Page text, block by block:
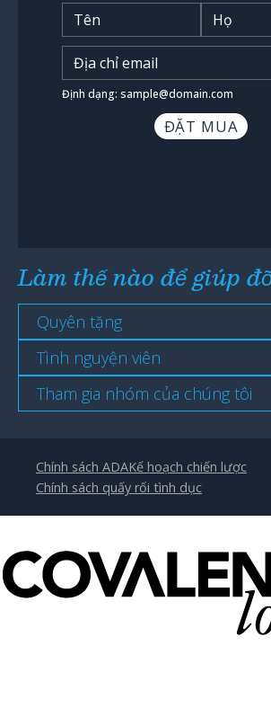
Tên*
Nhập địa
Định dạng: sample@domain.com
Làm thế nào để giúp
Quyên tặng
Tình nguyện viên
Tham gia nhóm của chúng tôi
Chính sách ADAKế hoạch chiến lược
Chính sách quấy rối tình dục